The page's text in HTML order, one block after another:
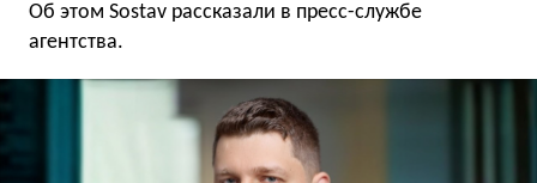
Об этом Sostav рассказали в пресс-службе
агентства.